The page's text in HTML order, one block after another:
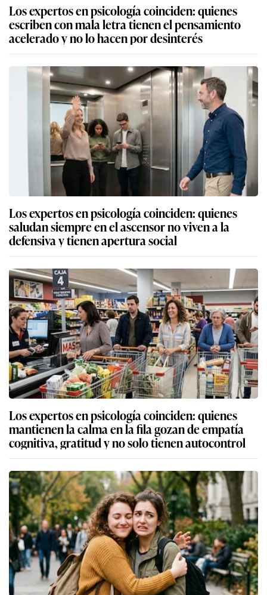
Los expertos en psicología coinciden: quienes
escriben con mala letra tienen el pensamiento
acelerado y no lo hacen por desinterés
Los expertos en psicología coinciden: quienes
saludan siempre en el ascensor no viven a la
defensiva y tienen apertura social
Los expertos en psicología coinciden: quienes
mantienen la calma en la fila gozan de empatía
cognitiva, gratitud y no solo tienen autocontrol